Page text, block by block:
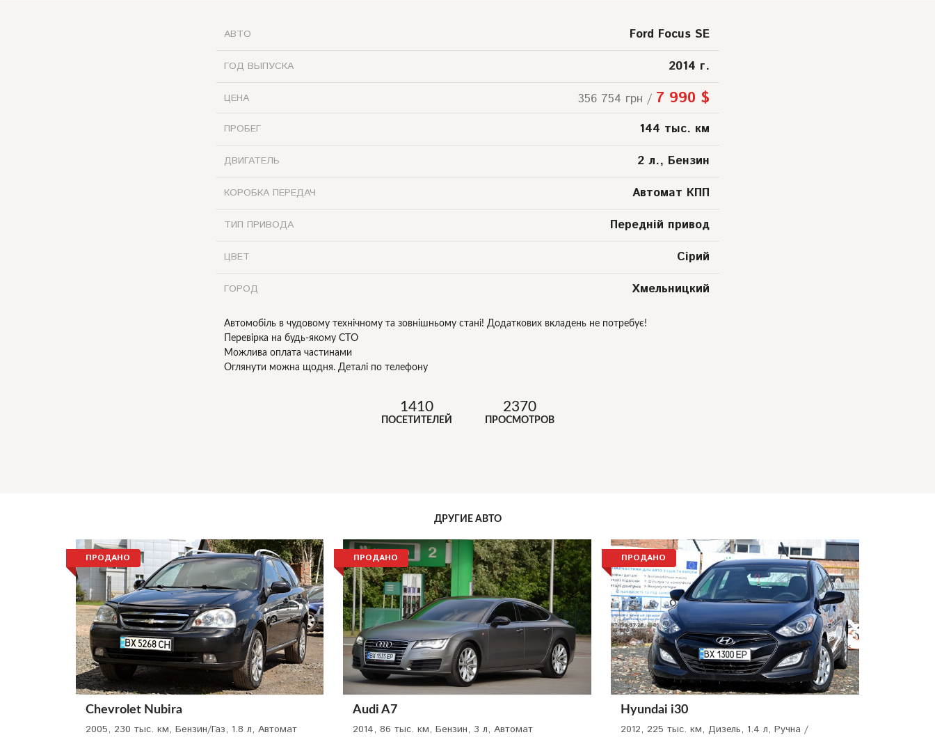
АВТО Ford Focus SE
ГОД ВЫПУСКА 2014 г.
ЦЕНА 356 754 грн / 7 990 $
ПРОБЕГ 144 тыс. км
ДВИГАТЕЛЬ 2 л., Бензин
КОРОБКА ПЕРЕДАЧ Автомат КПП
ТИП ПРИВОДА Передній привод
ЦВЕТ Сірий
ГОРОД Хмельницкий
Автомобіль в чудовому технічному та зовнішньому стані! Додаткових вкладень не потребує!
Перевірка на будь-якому СТО
Можлива оплата частинами
Оглянути можна щодня. Деталі по телефону
1410
ПОСЕТИТЕЛЕЙ
2370
ПРОСМОТРОВ
ДРУГИЕ АВТО
ПРОДАНО
Chevrolet Nubira
2005, 230 тыс. км, Бензин/Газ, 1.8 л, Автомат
ПРОДАНО
Audi A7
2014, 86 тыс. км, Бензин, 3 л, Автомат
ПРОДАНО
Hyundai i30
2012, 225 тыс. км, Дизель, 1.4 л, Ручна /